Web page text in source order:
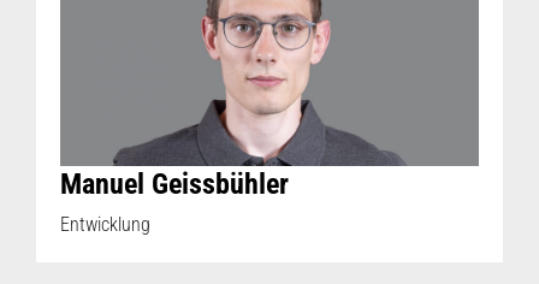
Manuel Geissbühler
Entwicklung